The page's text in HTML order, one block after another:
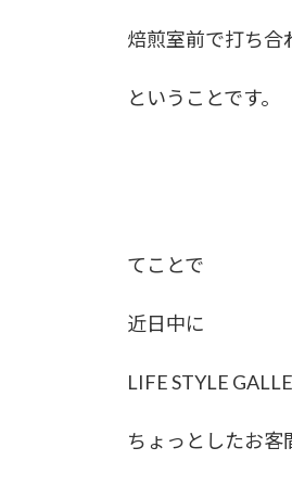
焙煎室前で打ち合
ということです。
てことで
近日中に
LIFE STYLE
ちょっとしたお客